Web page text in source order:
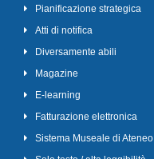
Pianificazione strategica
Atti di notifica
Diversamente abili
Magazine
E-learning
Fatturazione elettronica
Sistema Museale di Ateneo